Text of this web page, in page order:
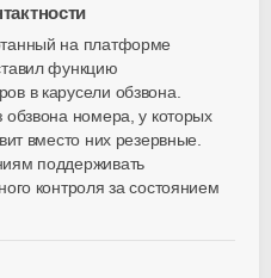
на платформе
функцию
в карусели обзвона.
обзвона номера, у которых
вместо них резервные.
поддерживать
контроля за состоянием